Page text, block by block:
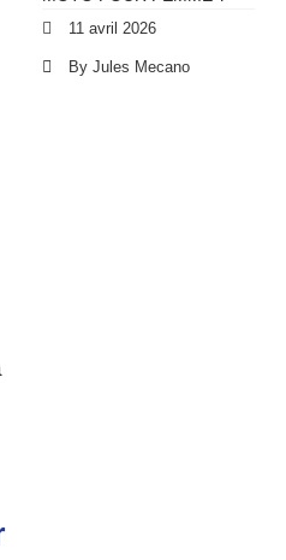
11 avril 2026
By Jules Mecano